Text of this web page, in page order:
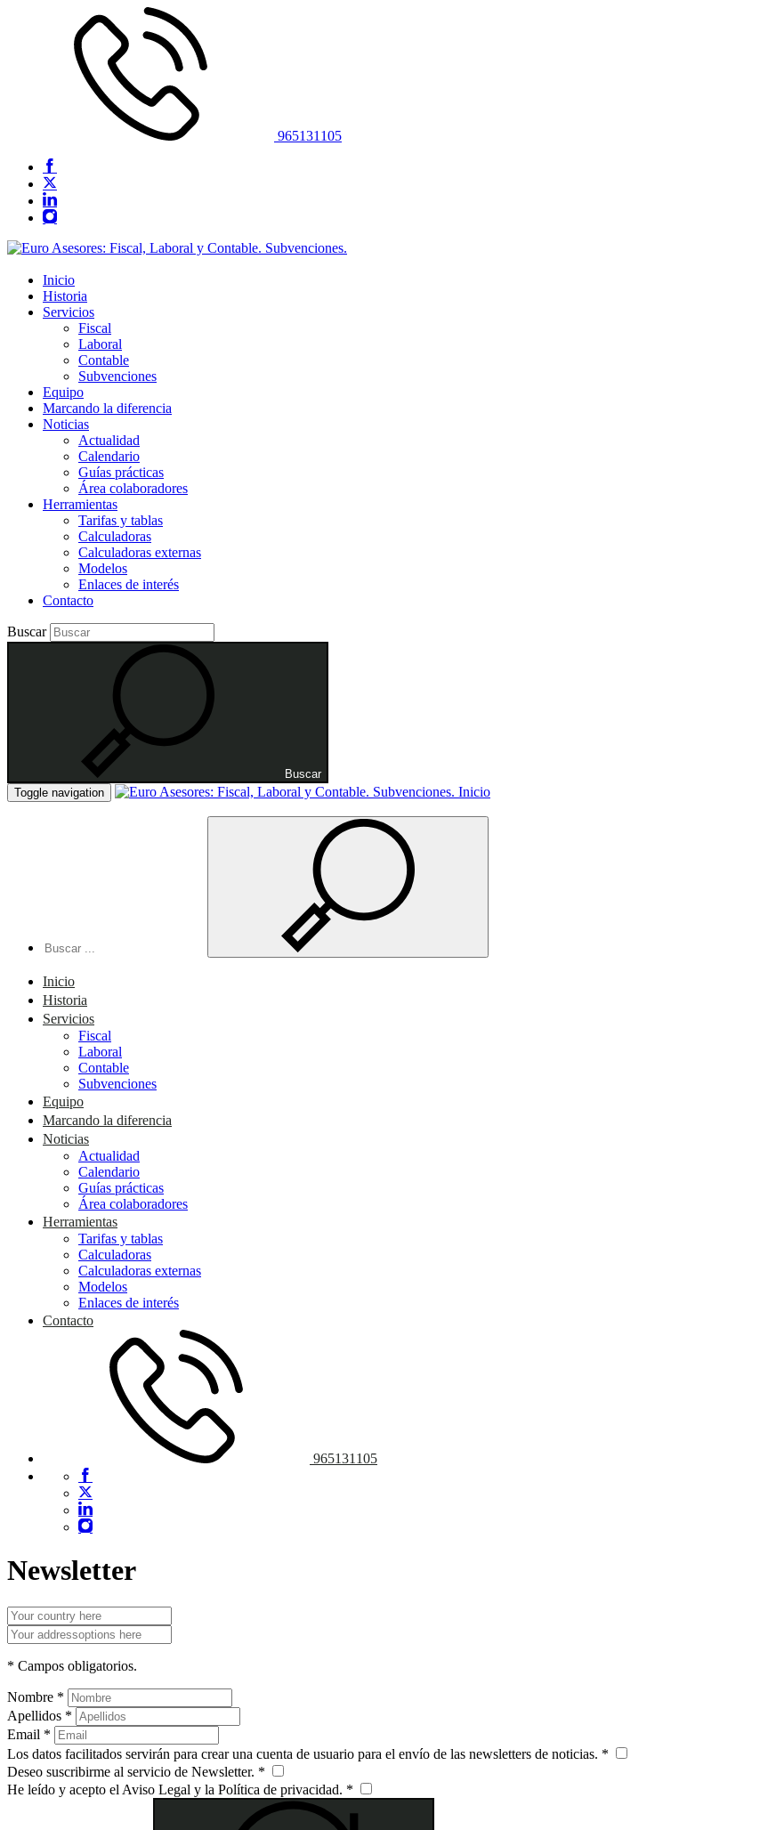
965131105
Inicio
Historia
Servicios
Fiscal
Laboral
Contable
Subvenciones
Equipo
Marcando la diferencia
Noticias
Actualidad
Calendario
Guías prácticas
Área colaboradores
Herramientas
Tarifas y tablas
Calculadoras
Calculadoras externas
Modelos
Enlaces de interés
Contacto
Buscar
Buscar
Toggle navigation
Inicio
Inicio
Historia
Servicios
Fiscal
Laboral
Contable
Subvenciones
Equipo
Marcando la diferencia
Noticias
Actualidad
Calendario
Guías prácticas
Área colaboradores
Herramientas
Tarifas y tablas
Calculadoras
Calculadoras externas
Modelos
Enlaces de interés
Contacto
965131105
Newsletter
* Campos obligatorios.
Nombre *
Apellidos *
Email *
Los datos facilitados servirán para crear una cuenta de usuario para el envío de las newsletters de noticias. *
Deseo suscribirme al servicio de Newsletter. *
He leído y acepto el Aviso Legal y la Política de privacidad. *